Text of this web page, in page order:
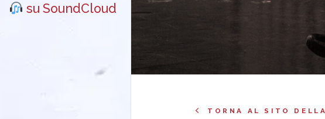
su SoundCloud
TORNA AL SITO